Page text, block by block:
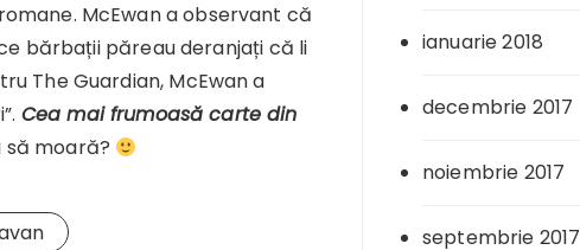
McEwan a observant că
bărbații păreau deranjați că li
The Guardian, McEwan a
Cea mai frumoasă carte din
moară?
ianuarie 2018
decembrie 2017
noiembrie 2017
septembrie 2017